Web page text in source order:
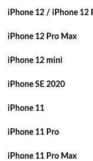
iPhone 12 / iPhone 12
iPhone 12 Pro Max
iPhone 12 mini
iPhone SE 2020
iPhone 11
iPhone 11 Pro
iPhone 11 Pro Max